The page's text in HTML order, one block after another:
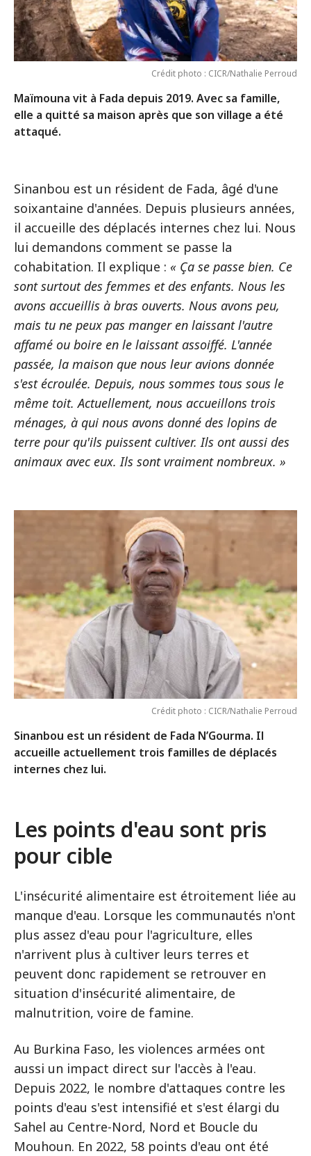
Crédit photo : CICR/Nathalie Perroud
Maïmouna vit à Fada depuis 2019. Avec sa famille,
elle a quitté sa maison après que son village a été
attaqué.
Sinanbou est un résident de Fada, âgé d'une
soixantaine d'années. Depuis plusieurs années,
il accueille des déplacés internes chez lui. Nous
lui demandons comment se passe la
cohabitation. Il explique : « Ça se passe bien. Ce
sont surtout des femmes et des enfants. Nous les
avons accueillis à bras ouverts. Nous avons peu,
mais tu ne peux pas manger en laissant l'autre
affamé ou boire en le laissant assoiffé. L'année
passée, la maison que nous leur avions donnée
s'est écroulée. Depuis, nous sommes tous sous le
même toit. Actuellement, nous accueillons trois
ménages, à qui nous avons donné des lopins de
terre pour qu'ils puissent cultiver. Ils ont aussi des
animaux avec eux. Ils sont vraiment nombreux. »
Crédit photo : CICR/Nathalie Perroud
Sinanbou est un résident de Fada N’Gourma. Il
accueille actuellement trois familles de déplacés
internes chez lui.
Les points d'eau sont pris
pour cible
L'insécurité alimentaire est étroitement liée au
manque d'eau. Lorsque les communautés n'ont
plus assez d'eau pour l'agriculture, elles
n'arrivent plus à cultiver leurs terres et
peuvent donc rapidement se retrouver en
situation d'insécurité alimentaire, de
malnutrition, voire de famine.
Au Burkina Faso, les violences armées ont
aussi un impact direct sur l'accès à l'eau.
Depuis 2022, le nombre d'attaques contre les
points d'eau s'est intensifié et s'est élargi du
Sahel au Centre-Nord, Nord et Boucle du
Mouhoun. En 2022, 58 points d'eau ont été